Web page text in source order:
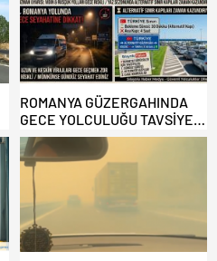
ROMANYA GÜZERGAHINDA
GECE YOLCULUĞU TAVSİYE
EDİLMİYOR: ALTERNATİF
KAPILAR ZAMAN
KAZANDIRIYOR!